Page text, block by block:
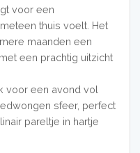
voor een
thuis voelt. Het
maanden een
een prachtig uitzicht
voor een avond vol
sfeer, perfect
pareltje in hartje